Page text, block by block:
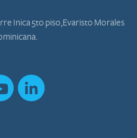
Inica 5to piso,Evaristo Morales